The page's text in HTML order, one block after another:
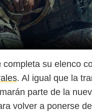
completa su elenco
. Al igual que la
parte de la
volver a ponerse